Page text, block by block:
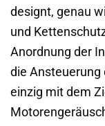
designt, genau
und
Anordnung der
die Ansteuerung
einzig mit dem